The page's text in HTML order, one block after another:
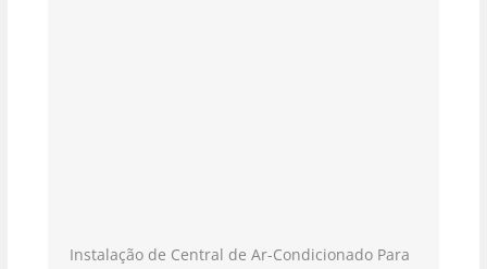
Instalação de Central de Ar-Condicionado Para